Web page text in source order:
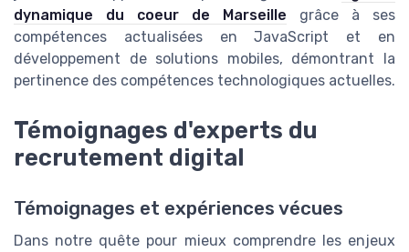
dynamique du coeur de Marseille grâce à ses
compétences actualisées en JavaScript et en
développement de solutions mobiles, démontrant la
pertinence des compétences technologiques actuelles.
Témoignages d'experts du
recrutement digital
Témoignages et expériences vécues
Dans notre quête pour mieux comprendre les enjeux